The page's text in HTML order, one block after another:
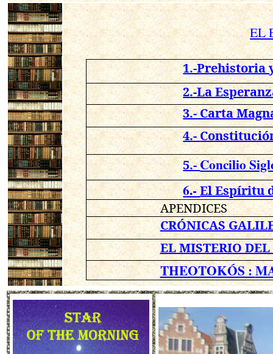
EL
1.-Prehistoria
2.-La
3.- Carta
4.-
5.-Concilio
6.-El Espíritu
APENDICES
CRÓNICAS
EL MISTERIO DEL
THEOTOKÓS :